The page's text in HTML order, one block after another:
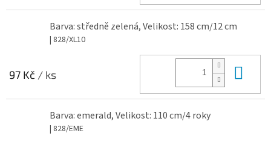
Barva: středně zelená, Velikost: 158 cm/12 cm
| 828/XL10
97 Kč / ks
Barva: emerald, Velikost: 110 cm/4 roky
| 828/EME